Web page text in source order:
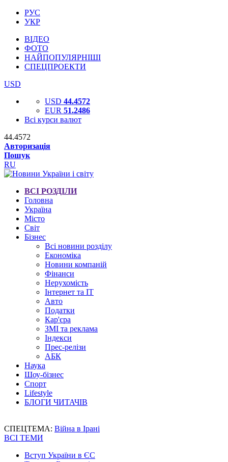
РУС
УКР
ВІДЕО
ФОТО
НАЙПОПУЛЯРНІШІ
СПЕЦПРОЕКТИ
USD
USD 44.4572
EUR 51.2486
Всі курси валют
44.4572
Авторизація
Пошук
RU
ВСІ РОЗДІЛИ
Головна
Україна
Місто
Світ
Бізнес
Всі новини розділу
Економіка
Новини компаній
Фінанси
Нерухомість
Інтернет та IT
Авто
Податки
Кар'єра
ЗМІ та реклама
Індекси
Прес-релізи
АБК
Наука
Шоу-бізнес
Спорт
Lifestyle
БЛОГИ ЧИТАЧІВ
СПЕЦТЕМА: Війна в Ірані
ВСІ ТЕМИ
Вступ України в ЄС